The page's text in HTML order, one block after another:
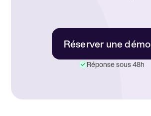
Réserver une démo
Réponse sous 48h